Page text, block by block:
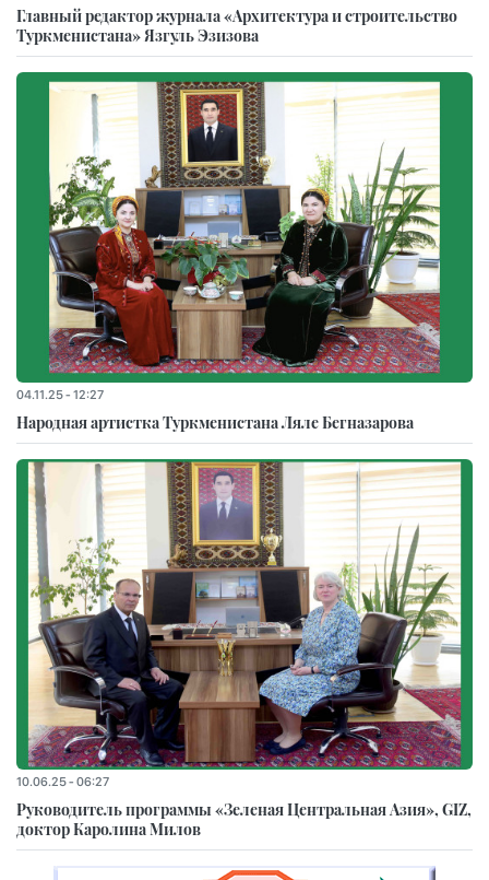
Главный редактор журнала «Архитектура и строительство
Туркменистана» Язгуль Эзизова
04.11.25 - 12:27
Народная артистка Туркменистана Ляле Бегназарова
10.06.25 - 06:27
Руководитель программы «Зеленая Центральная Азия», GIZ,
доктор Каролина Милов